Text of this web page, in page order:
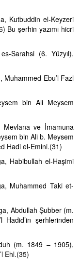
Kutbuddin el-Keyzeri
Bu şerhin yazımı hicri
Sarahsi (6. Yüzyıl),
Muhammed Ebu’l Fazl
bin Ali Meysem
Mevlana ve İmamuna
bin Ali b. Meysem
Hadi el-Emini.(31)
Habibullah el-Haşimi
Muhammed Taki et-
Abdullah Şubber (m.
şerhlerinden
(m. 1849 – 1905),
Ehl.(35)